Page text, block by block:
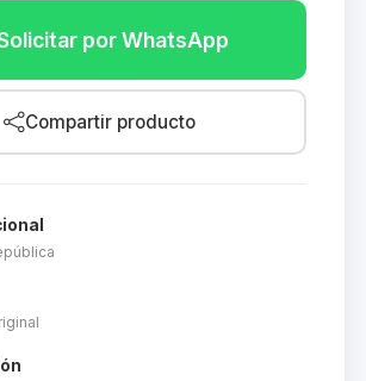
por WhatsApp
Compartir producto